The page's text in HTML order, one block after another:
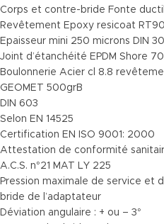
Corps et contre-bride Fonte
Revêtement Epoxy resicoat
Epaisseur mini 250 microns DIN
Joint d’étanchéité EPDM Shore 70
Boulonnerie Acier cl 8.8
GEOMET 500grB
DIN 603
Selon EN 14525
Certification EN ISO 9001: 2000
Attestation de conformité
A.C.S. n°21 MAT LY 225
Pression maximale de service et
bride de l’adaptateur
Déviation angulaire : + ou – 3°